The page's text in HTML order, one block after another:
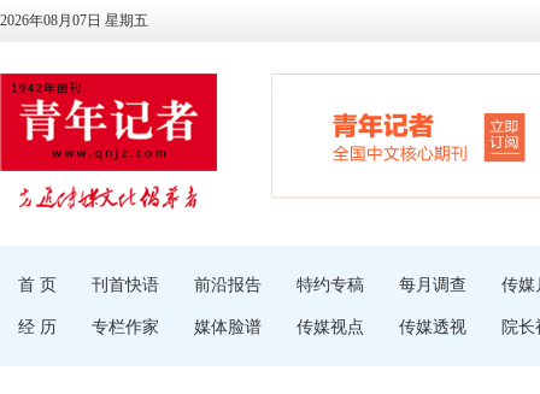
2026年08月07日 星期五
首 页 刊首快语 前沿报告 特约专稿 每月调查 传媒
经 历 专栏作家 媒体脸谱 传媒视点 传媒透视 院长